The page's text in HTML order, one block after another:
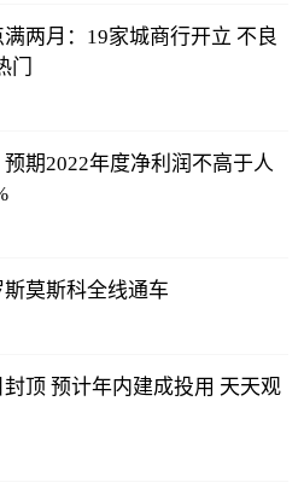
两月：19家城商行开立 不良
门
期2022年度净利润不高于人
莫斯科全线通车
顶 预计年内建成投用 天天观